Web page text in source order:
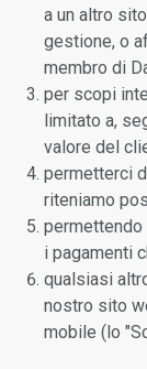
a un altro
gestione, o
membro di
per scopi
limitato a,
valore del
permetterci
riteniamo
permettendo
i pagamenti
qualsiasi
nostro sito
mobile (lo